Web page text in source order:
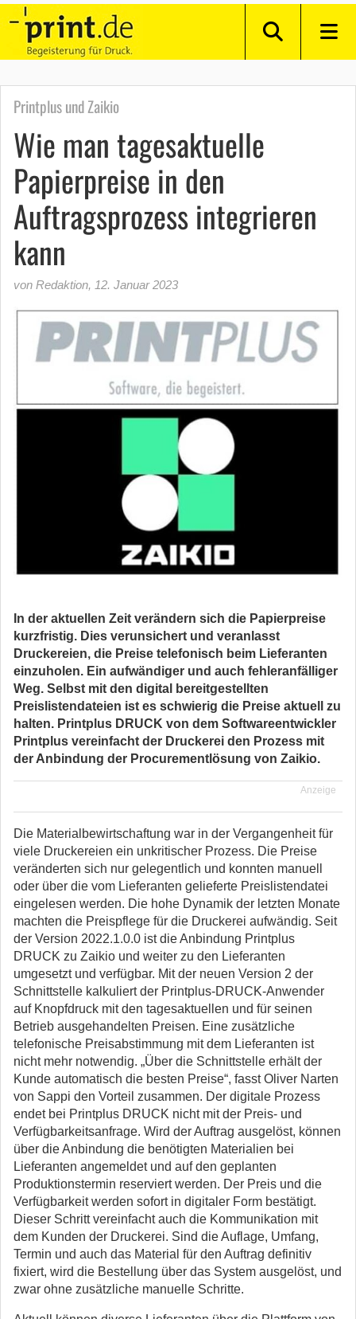
Printplus und Zaikio
Wie man tagesaktuelle
Papierpreise in den
Auftragsprozess integrieren
kann
von Redaktion, 12. Januar 2023
In der aktuellen Zeit verändern sich die Papierpreise
kurzfristig. Dies verunsichert und veranlasst
Druckereien, die Preise telefonisch beim Lieferanten
einzuholen. Ein aufwändiger und auch fehleranfälliger
Weg. Selbst mit den digital bereitgestellten
Preislistendateien ist es schwierig die Preise aktuell zu
halten. Printplus DRUCK von dem Softwareentwickler
Printplus vereinfacht der Druckerei den Prozess mit
der Anbindung der Procurementlösung von Zaikio.
Anzeige
Die Materialbewirtschaftung war in der Vergangenheit für
viele Druckereien ein unkritischer Prozess. Die Preise
veränderten sich nur gelegentlich und konnten manuell
oder über die vom Lieferanten gelieferte Preislistendatei
eingelesen werden. Die hohe Dynamik der letzten Monate
machten die Preispflege für die Druckerei aufwändig. Seit
der Version 2022.1.0.0 ist die Anbindung Printplus
DRUCK zu Zaikio und weiter zu den Lieferanten
umgesetzt und verfügbar. Mit der neuen Version 2 der
Schnittstelle kalkuliert der Printplus-DRUCK-Anwender
auf Knopfdruck mit den tagesaktuellen und für seinen
Betrieb ausgehandelten Preisen. Eine zusätzliche
telefonische Preisabstimmung mit dem Lieferanten ist
nicht mehr notwendig. „Über die Schnittstelle erhält der
Kunde automatisch die besten Preise“, fasst Oliver Narten
von Sappi den Vorteil zusammen. Der digitale Prozess
endet bei Printplus DRUCK nicht mit der Preis- und
Verfügbarkeitsanfrage. Wird der Auftrag ausgelöst, können
über die Anbindung die benötigten Materialien bei
Lieferanten angemeldet und auf den geplanten
Produktionstermin reserviert werden. Der Preis und die
Verfügbarkeit werden sofort in digitaler Form bestätigt.
Dieser Schritt vereinfacht auch die Kommunikation mit
dem Kunden der Druckerei. Sind die Auflage, Umfang,
Termin und auch das Material für den Auftrag definitiv
fixiert, wird die Bestellung über das System ausgelöst, und
zwar ohne zusätzliche manuelle Schritte.